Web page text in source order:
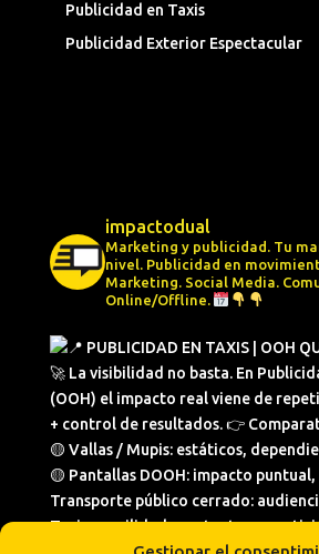
Publicidad en Taxis
Publicidad Exterior Espectacular
impactodual
Marketing y publicidad. Tu
nivel. Publicidad en
Marketing. Social Media.
Online/Offline.